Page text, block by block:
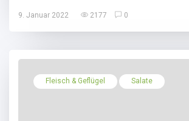
9. Januar 2022 2177 0
Fleisch & Geflügel Salate